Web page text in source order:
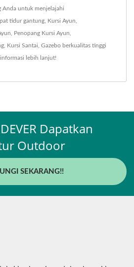
Anda untuk menjelajahi
tidur gantung Kursi Ayun
Penopang Kursi Ayun
Kursi Santai Gazebo berkualitas tinggi
lebih lanjut!
Dapatkan
Outdoor
SEKARANG!!